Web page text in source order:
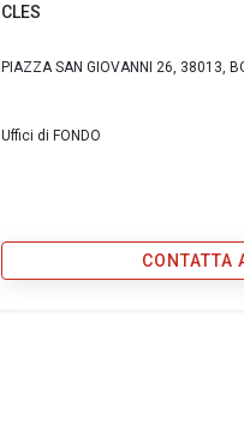
CLES
PIAZZA SAN GIOVANNI 26, 38013,
Uffici di FONDO
CONTATTA